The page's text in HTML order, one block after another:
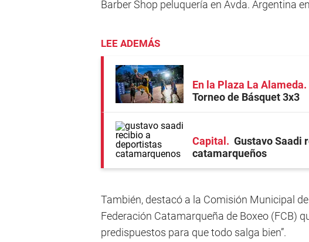
Barber Shop peluquería en Avda. Argentina
LEE ADEMÁS
En la Plaza La Alameda
Torneo de Básquet 3x3
Capital
Gustavo Saadi
catamarqueños
También, destacó a la Comisión Municipal
Federación Catamarqueña de Boxeo (FCB)
predispuestos para que todo salga bien”.